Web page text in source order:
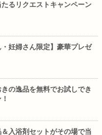
るリクエストキャンペーン
妊婦さん限定】豪華プレゼ
の逸品を無料でお試しでき
入浴剤セットがその場で当